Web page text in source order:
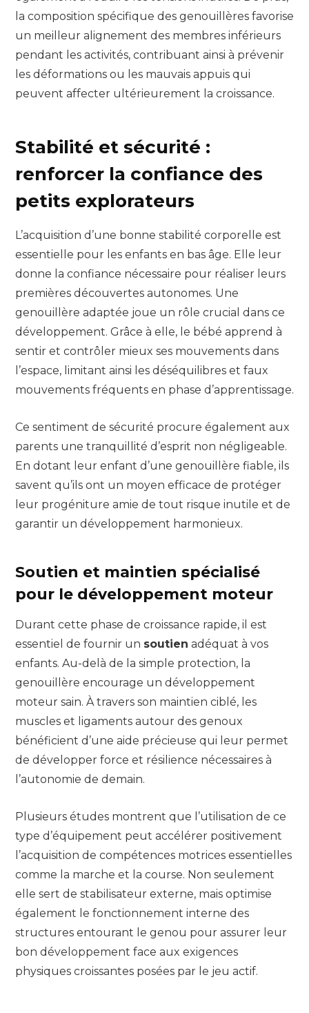
la composition spécifique des genouillères favorise
un meilleur alignement des membres inférieurs
pendant les activités, contribuant ainsi à prévenir
les déformations ou les mauvais appuis qui
peuvent affecter ultérieurement la croissance.
Stabilité et sécurité :
renforcer la confiance des
petits explorateurs
L’acquisition d’une bonne stabilité corporelle est
essentielle pour les enfants en bas âge. Elle leur
donne la confiance nécessaire pour réaliser leurs
premières découvertes autonomes. Une
genouillère adaptée joue un rôle crucial dans ce
développement. Grâce à elle, le bébé apprend à
sentir et contrôler mieux ses mouvements dans
l’espace, limitant ainsi les déséquilibres et faux
mouvements fréquents en phase d’apprentissage.
Ce sentiment de sécurité procure également aux
parents une tranquillité d’esprit non négligeable.
En dotant leur enfant d’une genouillère fiable, ils
savent qu’ils ont un moyen efficace de protéger
leur progéniture amie de tout risque inutile et de
garantir un développement harmonieux.
Soutien et maintien spécialisé
pour le développement moteur
Durant cette phase de croissance rapide, il est
essentiel de fournir un soutien adéquat à vos
enfants. Au-delà de la simple protection, la
genouillère encourage un développement
moteur sain. À travers son maintien ciblé, les
muscles et ligaments autour des genoux
bénéficient d’une aide précieuse qui leur permet
de développer force et résilience nécessaires à
l’autonomie de demain.
Plusieurs études montrent que l’utilisation de ce
type d’équipement peut accélérer positivement
l’acquisition de compétences motrices essentielles
comme la marche et la course. Non seulement
elle sert de stabilisateur externe, mais optimise
également le fonctionnement interne des
structures entourant le genou pour assurer leur
bon développement face aux exigences
physiques croissantes posées par le jeu actif.